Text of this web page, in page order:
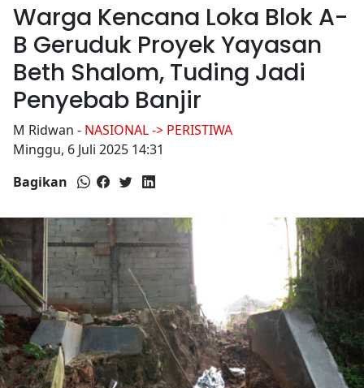
Warga Kencana Loka Blok A-
B Geruduk Proyek Yayasan
Beth Shalom, Tuding Jadi
Penyebab Banjir
M Ridwan - NASIONAL -> PERISTIWA
Minggu, 6 Juli 2025 14:31
Bagikan